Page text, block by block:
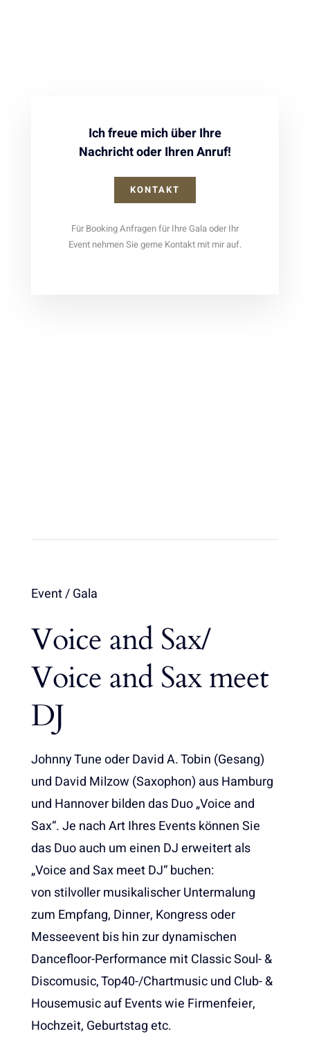
Ich freue mich über Ihre
Nachricht oder Ihren Anruf!
KONTAKT
Für Booking Anfragen für Ihre Gala oder Ihr
Event nehmen Sie gerne Kontakt mit mir auf.
Event / Gala
Voice and Sax/
Voice and Sax meet
DJ
Johnny Tune oder David A. Tobin (Gesang)
und David Milzow (Saxophon) aus Hamburg
und Hannover bilden das Duo „Voice and
Sax“. Je nach Art Ihres Events können Sie
das Duo auch um einen DJ erweitert als
„Voice and Sax meet DJ“ buchen:
von stilvoller musikalischer Untermalung
zum Empfang, Dinner, Kongress oder
Messeevent bis hin zur dynamischen
Dancefloor-Performance mit Classic Soul- &
Discomusic, Top40-/Chartmusic und Club- &
Housemusic auf Events wie Firmenfeier,
Hochzeit, Geburtstag etc.